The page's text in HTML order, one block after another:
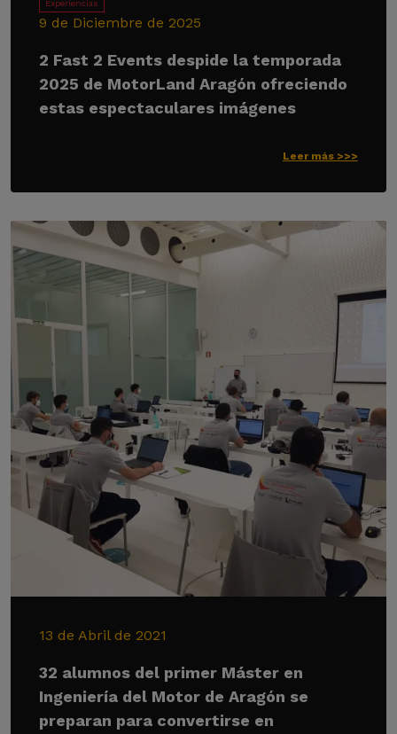
Experiencias
9 de Diciembre de 2025
2 Fast 2 Events despide la temporada
2025 de MotorLand Aragón ofreciendo
estas espectaculares imágenes
Leer más >>>
13 de Abril de 2021
32 alumnos del primer Máster en
Ingeniería del Motor de Aragón se
preparan para convertirse en